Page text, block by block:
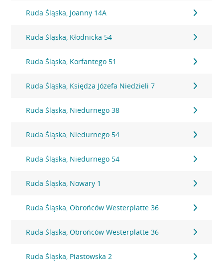
Ruda Śląska, Joanny 14A
Ruda Śląska, Kłodnicka 54
Ruda Śląska, Korfantego 51
Ruda Śląska, Księdza Józefa Niedzieli 7
Ruda Śląska, Niedurnego 38
Ruda Śląska, Niedurnego 54
Ruda Śląska, Niedurnego 54
Ruda Śląska, Nowary 1
Ruda Śląska, Obrońców Westerplatte 36
Ruda Śląska, Obrońców Westerplatte 36
Ruda Śląska, Piastowska 2